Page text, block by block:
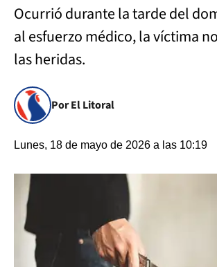
Ocurrió durante la tarde del
al esfuerzo médico, la víctima
las heridas.
Por El Litoral
Lunes, 18 de mayo de 2026 a las 10:19